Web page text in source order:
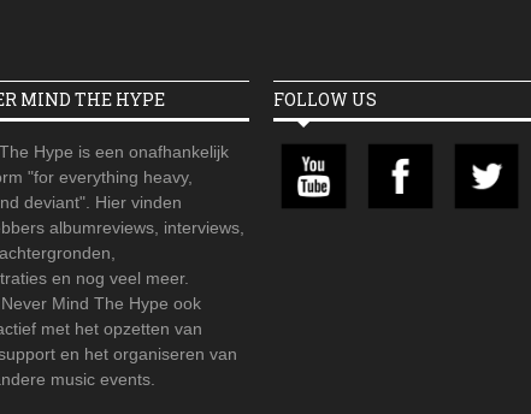
MIND THE HYPE
Hype is een onafhankelijk
"for everything heavy,
deviant". Hier vinden
albumreviews, interviews,
en nog veel meer.
Mind The Hype ook
met het opzetten van
en het organiseren van
music events.
FOLLOW US